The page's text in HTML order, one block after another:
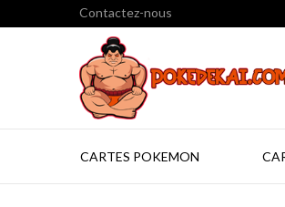
Contactez-nous
CARTES POKEMON